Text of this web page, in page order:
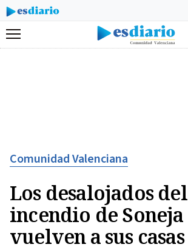
Menú
Comunidad Valenciana
Los desalojados del
incendio de Soneja
vuelven a sus casas